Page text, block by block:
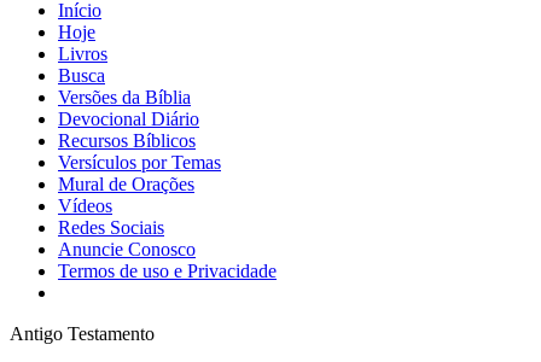
Início
Hoje
Livros
Busca
Versões da Bíblia
Devocional Diário
Recursos Bíblicos
Versículos por Temas
Mural de Orações
Vídeos
Redes Sociais
Anuncie Conosco
Termos de uso e Privacidade
Antigo Testamento